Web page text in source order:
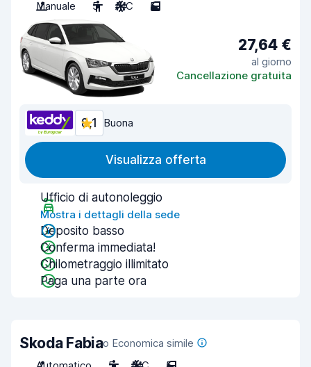
Manuale 5 A/C 5
27,64 €
al giorno
Cancellazione gratuita
8,1 Buona
Visualizza offerta
Ufficio di autonoleggio
Mostra i dettagli della sede
Deposito basso
Conferma immediata!
Chilometraggio illimitato
Paga una parte ora
Skoda Fabiao Economica simile